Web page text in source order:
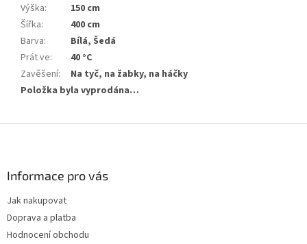
Výška:
150 cm
Šířka:
400 cm
Barva:
Bílá, Šedá
Prát ve:
40 °C
Zavěšení:
Na tyč, na žabky, na háčky
Položka byla vyprodána…
Informace pro vás
Jak nakupovat
Doprava a platba
Hodnocení obchodu